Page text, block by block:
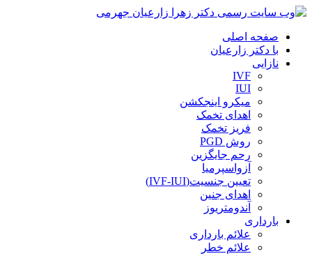
صفحه اصلی
با دکتر زارعیان
نازایی
IVF
IUI
میکرو اینجکشن
اهدای تخمک
فریز تخمک
روش PGD
رحم جایگزین
آزواسپرمیا
تعیین جنسیت(IVF-IUI)
اهدای جنین
آندومتریوز
بارداری
علائم بارداری
علائم خطر